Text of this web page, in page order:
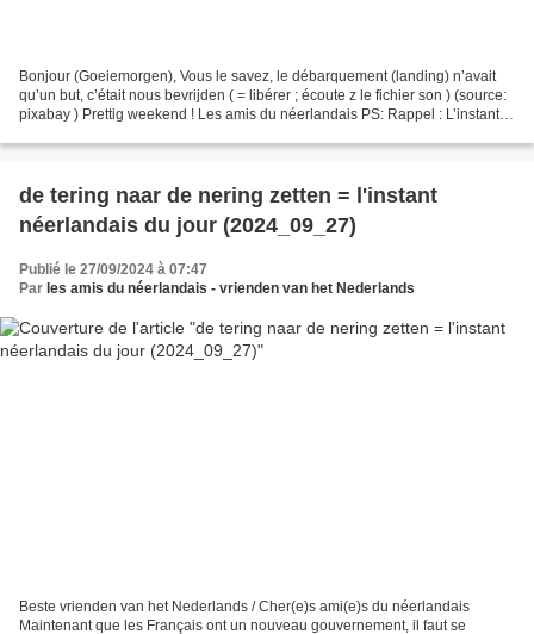
Bonjour (Goeiemorgen), Vous le savez, le débarquement (landing) n’avait
qu’un but, c’était nous bevrijden ( = libérer ; écoute z le fichier son ) (source:
pixabay ) Prettig weekend ! Les amis du néerlandais PS: Rappel : L’instant
de tering naar de nering zetten = l'instant
néerlandais du jour (2024_09_27)
Publié le 27/09/2024 à 07:47
Par les amis du néerlandais - vrienden van het Nederlands
Beste vrienden van het Nederlands / Cher(e)s ami(e)s du néerlandais
Maintenant que les Français ont un nouveau gouvernement, il faut se